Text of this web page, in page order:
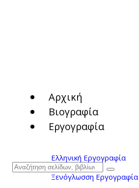
Αρχική
Βιογραφία
Εργογραφία
Ελληνική Εργογραφία
Ξενόγλωσση Εργογραφία